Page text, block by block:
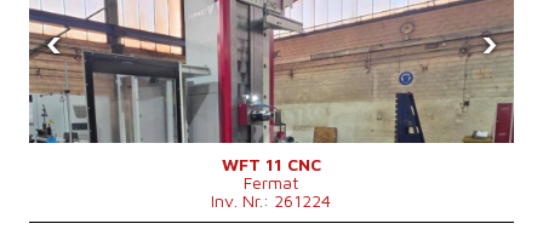
‹ ›
WFT 11 CNC
Fermat
Inv. Nr.: 261224